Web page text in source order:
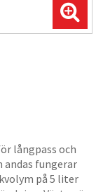
långpass och
andas fungerar
på 5 liter